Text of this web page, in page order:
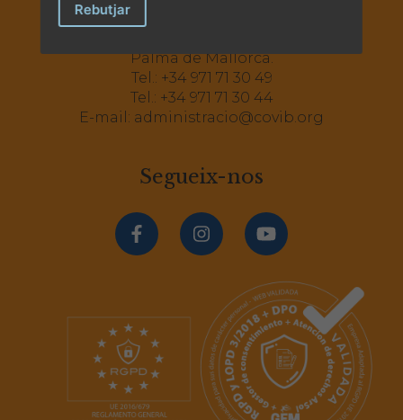
Palma de Mallorca.
Tel.: +34 971 71 30 49
Tel.: +34 971 71 30 44
E-mail: administracio@covib.org
Segueix-nos
Rebutjar